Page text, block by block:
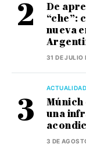
De
“che”:
nueva
31 DE JULIO
ACTUALIDAD
Múnich
una
3 DE